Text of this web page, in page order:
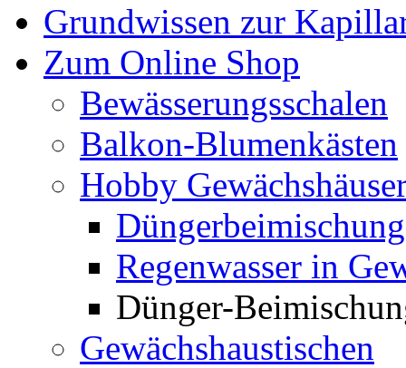
Grundwissen zur
Zum Online Shop
Bewässerungsschalen
Balkon-Blumenkästen
Hobby
Regenwasser in
Dünger-
Gewächshaustischen